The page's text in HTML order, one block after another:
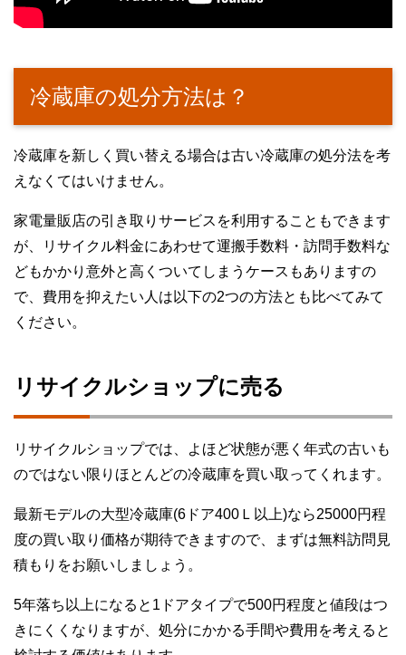
冷蔵庫の処分方法は？
冷蔵庫を新しく買い替える場合は古い冷蔵庫の処分法を考
えなくてはいけません。
家電量販店の引き取りサービスを利用することもできます
が、リサイクル料金にあわせて運搬手数料・訪問手数料な
どもかかり意外と高くついてしまうケースもありますの
で、費用を抑えたい人は以下の2つの方法とも比べてみて
ください。
リサイクルショップに売る
リサイクルショップでは、よほど状態が悪く年式の古いも
のではない限りほとんどの冷蔵庫を買い取ってくれます。
最新モデルの大型冷蔵庫(6ドア400Ｌ以上)なら25000円程
度の買い取り価格が期待できますので、まずは無料訪問見
積もりをお願いしましょう。
5年落ち以上になると1ドアタイプで500円程度と値段はつ
きにくくなりますが、処分にかかる手間や費用を考えると